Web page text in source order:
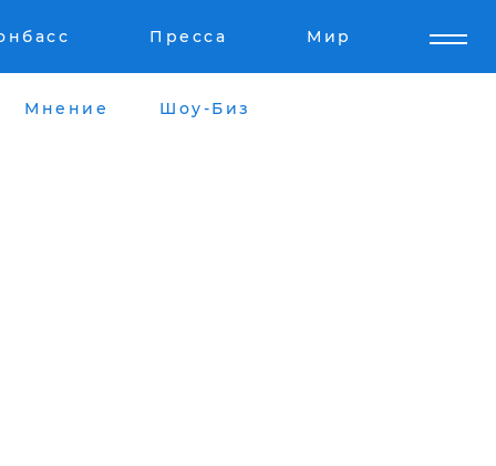
Пресса Мир
Мнение Шоу-Биз